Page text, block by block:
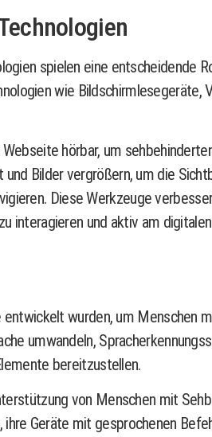
spielen eine entscheidende
wie
hörbar, um
Bilder vergrößern, um die
Diese Werkzeuge
interagieren und aktiv am
wurden, um
umwandeln,
bereitzustellen.
von Menschen mit
Geräte mit gesprochenen